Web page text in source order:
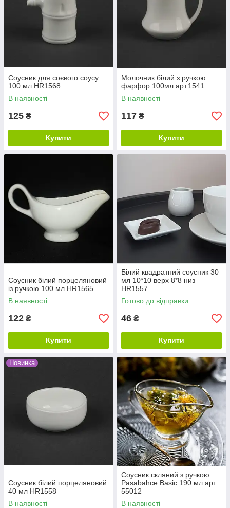
Соусник для соєвого соусу
100 мл HR1568
В наявності
125 ₴
Купити
Молочник білий з ручкою
фарфор 100мл арт.1541
В наявності
117 ₴
Купити
Соусник білий порцеляновий
із ручкою 100 мл HR1565
В наявності
122 ₴
Купити
Білий квадратний соусник 30
мл 10*10 верх 8*8 низ
HR1557
Готово до відправки
46 ₴
Купити
Новинка
Соусник білий порцеляновий
40 мл HR1558
В наявності
Соусник скляний з ручкою
Pasabahce Basic 190 мл арт.
55012
В наявності